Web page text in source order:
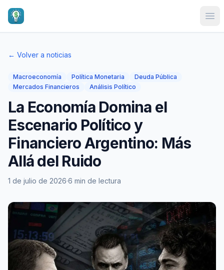
← Volver a noticias
Macroeconomía Política Monetaria
Deuda Pública
Mercados Financieros
Análisis Político
La Economía Domina el
Escenario Político y
Financiero Argentino: Más
Allá del Ruido
1 de julio de 2026·6 min de lectura